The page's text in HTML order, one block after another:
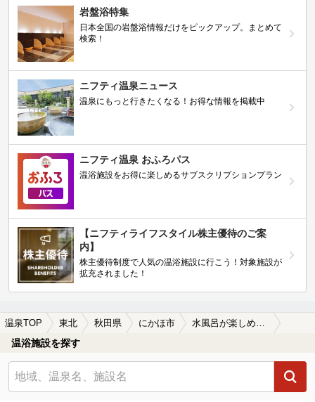
岩盤浴特集
日本全国の岩盤浴情報だけをピックアップ。まとめて
検索！
ニフティ温泉ニュース
温泉にもっと行きたくなる！お得な情報を掲載中
ニフティ温泉 おふろパス
温浴施設をお得に楽しめるサブスクリプションプラン
【ニフティライフスタイル株主優待のご案
内】
株主優待制度で人気の温浴施設に行こう！対象施設が
拡充されました！
温泉TOP 東北 秋田県 にかほ市 水風呂が楽しめるにかほ市の温泉、日帰り温泉、スーパー銭湯おすすめ
温浴施設を探す